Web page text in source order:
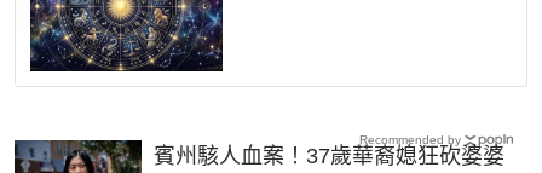
賓州駭人血案！37歲華裔媳狂砍婆婆
Recommended by